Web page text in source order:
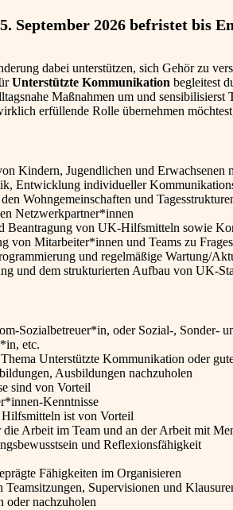
September 2026 befristet bis
dabei unterstützen, sich Gehör zu
Unterstützte Kommunikation begleitest
Maßnahmen um und
erfüllende Rolle übernehmen
Kindern, Jugendlichen und Erwachsenen
Entwicklung individueller
Wohngemeinschaften und
Netzwerkpartner*innen
Beantragung von UK-Hilfsmitteln sowie
von Mitarbeiter*innen und Teams zu
und regelmäßige Wartung/
und dem strukturierten Aufbau von UK-
Sozialbetreuer*in, oder Sozial-, Sonder-
etc.
Unterstützte Kommunikation oder
Ausbildungen nachzuholen
sind von Vorteil
Kenntnisse
ist von Vorteil
die Arbeit im Team und an der Arbeit mit
und Reflexionsfähigkeit
Fähigkeiten im Organisieren
Teamsitzungen, Supervisionen und
nachzuholen